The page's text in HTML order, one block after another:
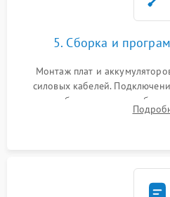
5. Сборка и
Монтаж плат и
силовых кабелей.
калибровки констант
срабатывания AVR и сброса